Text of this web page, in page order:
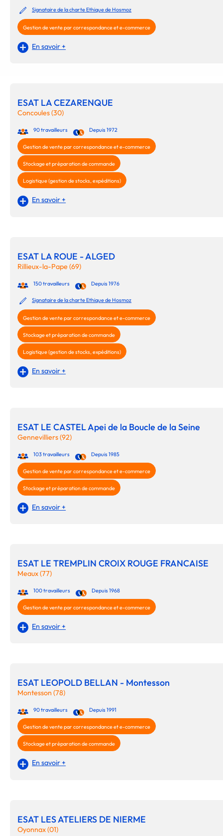
Signataire de la charte Ethique de Hosmoz
Gestion de vente par correspondance et e-commerce
En savoir +
ESAT LA CEZARENQUE
Concoules (30)
90 travailleurs Depuis 1972
Gestion de vente par correspondance et e-commerce
Stockage et préparation de commande
Logistique (gestion de stocks, expéditions)
En savoir +
ESAT LA ROUE - ALGED
Rillieux-la-Pape (69)
150 travailleurs Depuis 1976
Signataire de la charte Ethique de Hosmoz
Gestion de vente par correspondance et e-commerce
Stockage et préparation de commande
Logistique (gestion de stocks, expéditions)
En savoir +
ESAT LE CASTEL Apei de la Boucle de la Seine
Gennevilliers (92)
103 travailleurs Depuis 1985
Gestion de vente par correspondance et e-commerce
Stockage et préparation de commande
En savoir +
ESAT LE TREMPLIN CROIX ROUGE FRANCAISE
Meaux (77)
100 travailleurs Depuis 1968
Gestion de vente par correspondance et e-commerce
En savoir +
ESAT LEOPOLD BELLAN - Montesson
Montesson (78)
90 travailleurs Depuis 1991
Gestion de vente par correspondance et e-commerce
Stockage et préparation de commande
En savoir +
ESAT LES ATELIERS DE NIERME
Oyonnax (01)